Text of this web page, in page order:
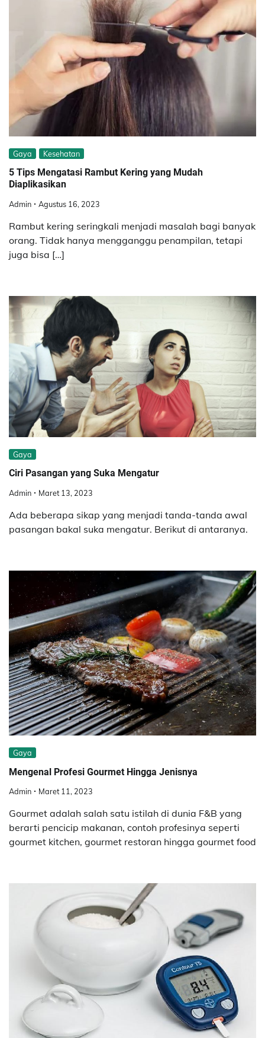
Gaya Kesehatan
5 Tips Mengatasi Rambut Kering yang Mudah
Diaplikasikan
Admin Agustus 16, 2023
Rambut kering seringkali menjadi masalah bagi banyak
orang. Tidak hanya mengganggu penampilan, tetapi
juga bisa […]
Gaya
Ciri Pasangan yang Suka Mengatur
Admin Maret 13, 2023
Ada beberapa sikap yang menjadi tanda-tanda awal
pasangan bakal suka mengatur. Berikut di antaranya.
Gaya
Mengenal Profesi Gourmet Hingga Jenisnya
Admin Maret 11, 2023
Gourmet adalah salah satu istilah di dunia F&B yang
berarti pencicip makanan, contoh profesinya seperti
gourmet kitchen, gourmet restoran hingga gourmet food